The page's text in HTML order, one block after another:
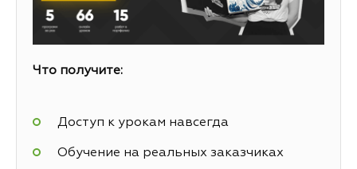
Что получите:
Доступ к урокам навсегда
Обучение на реальных заказчиках